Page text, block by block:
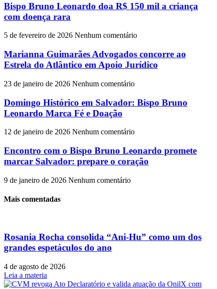
Bispo Bruno Leonardo doa R$ 150 mil a criança
com doença rara
5 de fevereiro de 2026 Nenhum comentário
Marianna Guimarães Advogados concorre ao
Estrela do Atlântico em Apoio Jurídico
23 de janeiro de 2026 Nenhum comentário
Domingo Histórico em Salvador: Bispo Bruno
Leonardo Marca Fé e Doação
12 de janeiro de 2026 Nenhum comentário
Encontro com o Bispo Bruno Leonardo promete
marcar Salvador: prepare o coração
9 de janeiro de 2026 Nenhum comentário
Mais comentadas
Rosania Rocha consolida “Ani-Hu” como um dos
grandes espetáculos do ano
4 de agosto de 2026
Leia a materia